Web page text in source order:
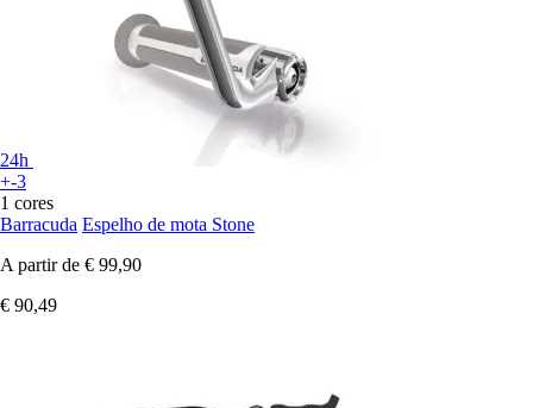
24h
+-3
1 cores
Barracuda Espelho de mota Stone
A partir de € 99,90
€ 90,49